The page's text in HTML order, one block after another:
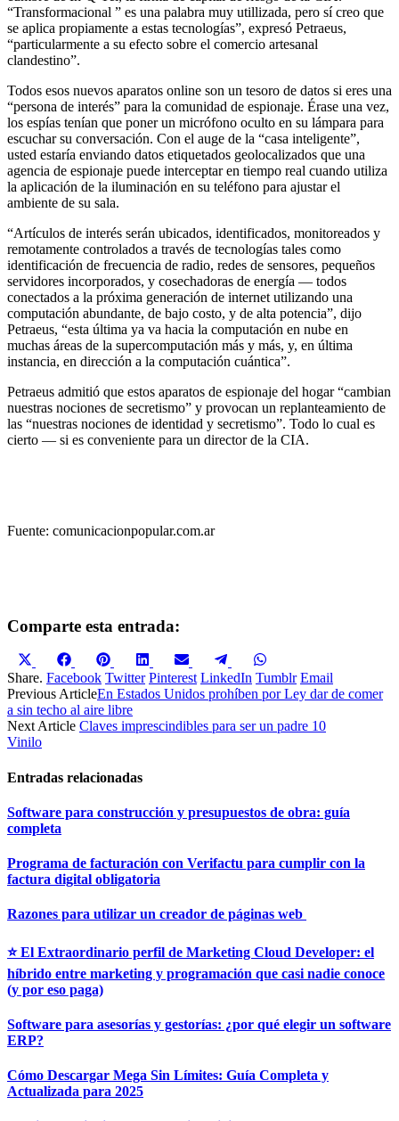
“Transformacional ” es una palabra muy utillizada, pero sí creo que
se aplica propiamente a estas tecnologías”, expresó Petraeus,
“particularmente a su efecto sobre el comercio artesanal
clandestino”.
Todos esos nuevos aparatos online son un tesoro de datos si eres una
“persona de interés” para la comunidad de espionaje. Érase una vez,
los espías tenían que poner un micrófono oculto en su lámpara para
escuchar su conversación. Con el auge de la “casa inteligente”,
usted estaría enviando datos etiquetados geolocalizados que una
agencia de espionaje puede interceptar en tiempo real cuando utiliza
la aplicación de la iluminación en su teléfono para ajustar el
ambiente de su sala.
“Artículos de interés serán ubicados, identificados, monitoreados y
remotamente controlados a través de tecnologías tales como
identificación de frecuencia de radio, redes de sensores, pequeños
servidores incorporados, y cosechadoras de energía — todos
conectados a la próxima generación de internet utilizando una
computación abundante, de bajo costo, y de alta potencia”, dijo
Petraeus, “esta última ya va hacia la computación en nube en
muchas áreas de la supercomputación más y más, y, en última
instancia, en dirección a la computación cuántica”.
Petraeus admitió que estos aparatos de espionaje del hogar “cambian
nuestras nociones de secretismo” y provocan un replanteamiento de
las “nuestras nociones de identidad y secretismo”. Todo lo cual es
cierto — si es conveniente para un director de la CIA.
Fuente: comunicacionpopular.com.ar
Comparte esta entrada:
Compartir
en
X
(Twitter)
Compartir
en
Facebook
Compartir
en
Pinterest
Compartir
en
LinkedIn
Compartir
en
Email
Compartir
en
Telegram
en
WhatsApp
Share. Facebook Twitter Pinterest LinkedIn Tumblr Email
Previous ArticleEn Estados Unidos prohíben por Ley dar de comer
a sin techo al aire libre
Next Article Claves imprescindibles para ser un padre 10
Vinilo
Entradas relacionadas
Software para construcción y presupuestos de obra: guía
completa
Programa de facturación con Verifactu para cumplir con la
factura digital obligatoria
Razones para utilizar un creador de páginas web
⭐ El Extraordinario perfil de Marketing Cloud Developer: el
híbrido entre marketing y programación que casi nadie conoce
(y por eso paga)
Software para asesorías y gestorías: ¿por qué elegir un software
ERP?
Cómo Descargar Mega Sin Límites: Guía Completa y
Actualizada para 2025